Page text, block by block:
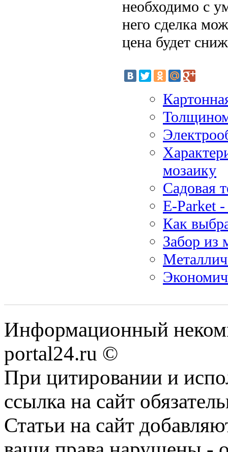
необходимо с
него сделка
цена будет
мозаику
Садовая
E-Parket
Как
Забор из
Информационный
portal24.ru ©
При цитировании и
ссылка на сайт
Статьи на сайт